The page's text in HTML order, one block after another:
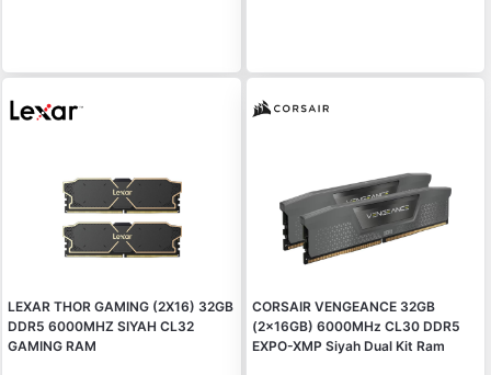
LEXAR THOR GAMING (2X16) 32GB
DDR5 6000MHZ SIYAH CL32
GAMING RAM
CORSAIR VENGEANCE 32GB
(2x16GB) 6000MHz CL30 DDR5
EXPO-XMP Siyah Dual Kit Ram